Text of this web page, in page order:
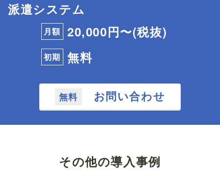
派遣システム
月額 20,000円〜(税抜)
初期 無料
無料 お問い合わせ
その他の導入事例